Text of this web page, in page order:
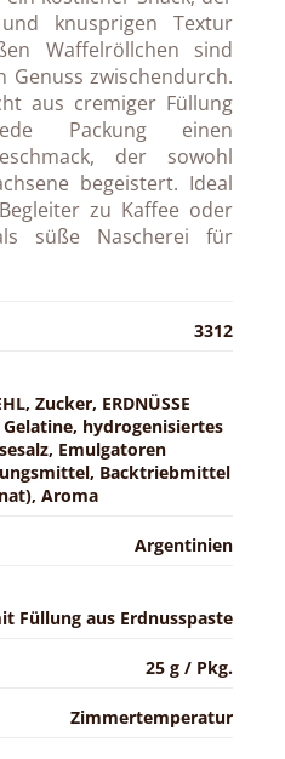
knusprigen Textur
Waffelröllchen sind
zwischendurch.
aus cremiger Füllung
Packung einen
der sowohl
begeistert. Ideal
zu Kaffee oder
süße Nascherei für
3312
Zucker, ERDNÜSSE
hydrogenisiertes
Emulgatoren
Backtriebmittel
Aroma
Argentinien
Füllung aus Erdnusspaste
25 g / Pkg.
Zimmertemperatur